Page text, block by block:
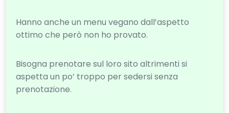
Hanno anche un menu vegano dall’aspetto
ottimo che però non ho provato.
Bisogna prenotare sul loro sito altrimenti si
aspetta un po’ troppo per sedersi senza
prenotazione.